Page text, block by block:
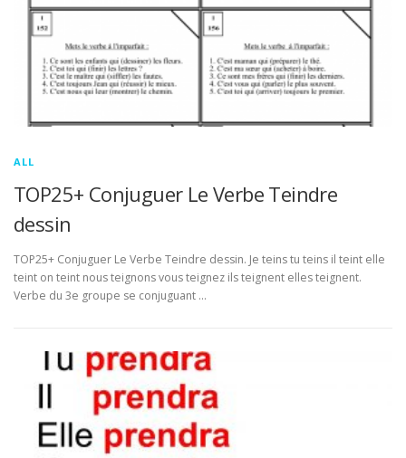
ALL
TOP25+ Conjuguer Le Verbe Teindre
dessin
TOP25+ Conjuguer Le Verbe Teindre dessin. Je teins tu teins il teint elle
teint on teint nous teignons vous teignez ils teignent elles teignent.
Verbe du 3e groupe se conjuguant …